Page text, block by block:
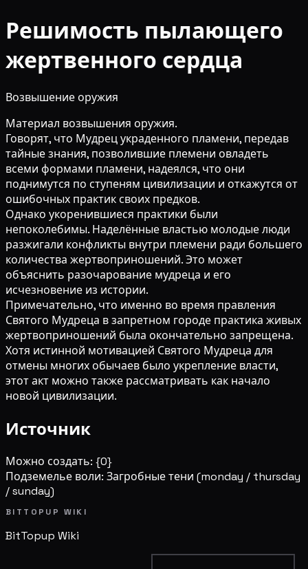
Решимость пылающего
жертвенного сердца
Возвышение оружия
Материал возвышения оружия.
Говорят, что Мудрец украденного пламени, передав
тайные знания, позволившие племени овладеть
всеми формами пламени, надеялся, что они
поднимутся по ступеням цивилизации и откажутся от
ошибочных практик своих предков.
Однако укоренившиеся практики были
непоколебимы. Наделённые властью молодые люди
разжигали конфликты внутри племени ради большего
количества жертвоприношений. Это может
объяснить разочарование мудреца и его
исчезновение из истории.
Примечательно, что именно во время правления
Святого Мудреца в запретном городе практика живых
жертвоприношений была окончательно запрещена.
Хотя истинной мотивацией Святого Мудреца для
отмены многих обычаев было укрепление власти,
этот акт можно также рассматривать как начало
новой цивилизации.
Источник
Можно создать: {0}
Подземелье воли: Загробные тени (monday / thursday
/ sunday)
BITTOPUP WIKI
BitTopup Wiki